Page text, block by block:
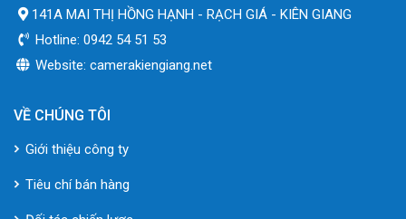
141A MAI THỊ HỒNG HẠNH - RẠCH GIÁ - KIÊN GIANG
Hotline: 0942 54 51 53
Website: camerakiengiang.net
VỀ CHÚNG TÔI
Giới thiệu công ty
Tiêu chí bán hàng